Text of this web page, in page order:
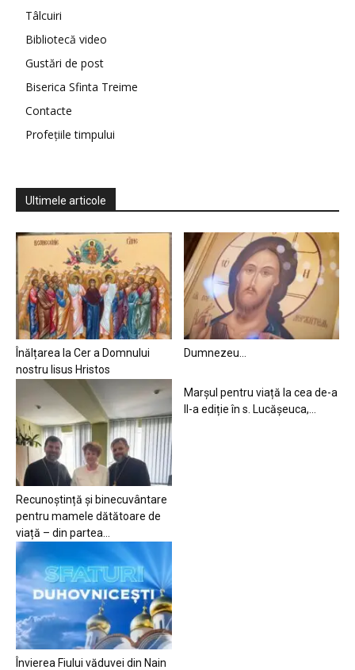
Tâlcuiri
Bibliotecă video
Gustări de post
Biserica Sfinta Treime
Contacte
Profețiile timpului
Ultimele articole
Înălțarea la Cer a Domnului
nostru Iisus Hristos
Dumnezeu…
Recunoștință și binecuvântare
pentru mamele dătătoare de
viață – din partea...
Marșul pentru viață la cea de-a
II-a ediție în s. Lucășeuca,...
Învierea Fiului văduvei din Nain